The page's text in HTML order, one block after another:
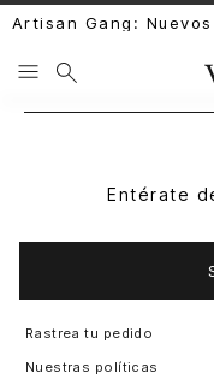
Artisan Gang:
Entérate
Rastrea tu pedido
Nuestras políticas